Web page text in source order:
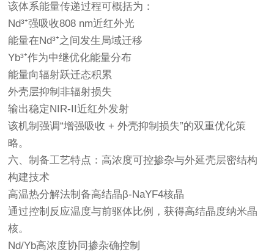
该体系能量传递过程可概括为：
Nd³⁺强吸收808 nm近红外光
能量在Nd³⁺之间发生局域迁移
Yb³⁺作为中继优化能量分布
能量向辐射跃迁态积累
外壳层抑制非辐射损失
输出稳定NIR-II近红外发射
该机制强调“增强吸收 + 外壳抑制损失”的双重优化策
略。
六、制备工艺特点：高浓度可控掺杂与外延壳层密结构
构建技术
高温热分解法制备高结晶β-NaYF4核晶
通过控制反应温度与前驱体比例，获得高结晶度纳米晶
核。
Nd/Yb高浓度协同掺杂确控制